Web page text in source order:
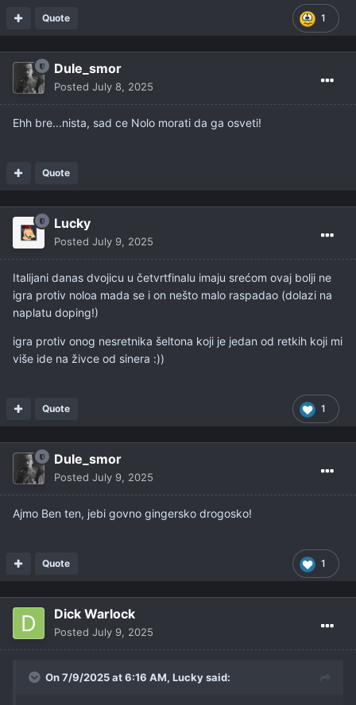
1
Quote
Dule_smor
Posted July 8, 2025
Ehh bre...nista, sad ce Nolo morati da ga osveti!
Quote
Lucky
Posted July 9, 2025
Italijani danas dvojicu u četvrtfinalu imaju srećom ovaj bolji ne
igra protiv noloa mada se i on nešto malo raspadao (dolazi na
naplatu doping!)
igra protiv onog nesretnika šeltona koji je jedan od retkih koji mi
više ide na živce od sinera :))
1
Quote
Dule_smor
Posted July 9, 2025
Ajmo Ben ten, jebi govno gingersko drogosko!
1
Quote
Dick Warlock
Posted July 9, 2025
On 7/9/2025 at 6:16 AM, Luckysaid: